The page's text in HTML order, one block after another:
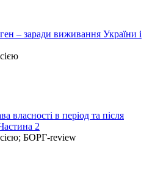
– заради виживання України і
власності в період та після
2
БОРГ-review